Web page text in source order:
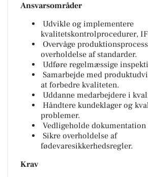
Ansvarsområder
Udvikle og implementere
kvalitetskontrolprocedurer,
Overvåge
overholdelse af standarder.
Udføre regelmæssige
Samarbejde med
at forbedre kvaliteten.
Uddanne medarbejdere i
Håndtere kundeklager og
problemer.
Vedligeholde dokumentation
Sikre overholdelse af
fødevaresikkerhedsregler.
Krav